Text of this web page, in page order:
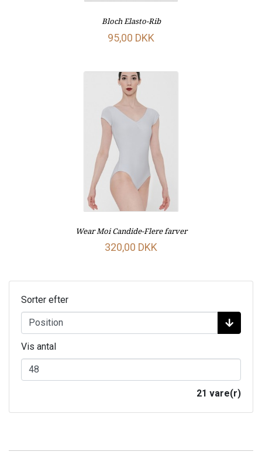
Bloch Elasto-Rib
95,00 DKK
Wear Moi Candide-Flere farver
320,00 DKK
Sorter efter
Vis antal
21 vare(r)